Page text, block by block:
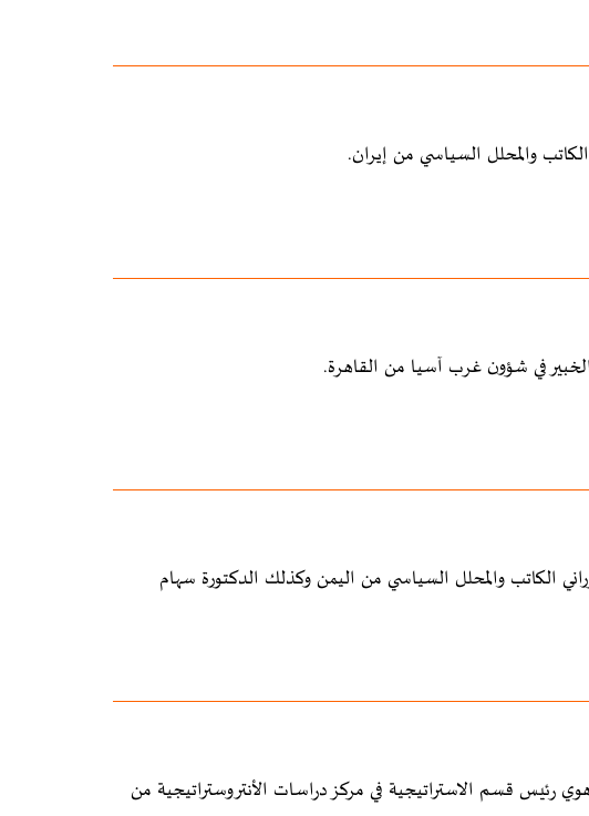
والمحلل السياسي من إيران.
في شؤون غرب آسيا من القاهرة.
الكاتب والمحلل السياسي من اليمن وكذلك الدكتورة سهام
قسم الاستراتيجية في مركز دراسات الأنتروستراتيجية من